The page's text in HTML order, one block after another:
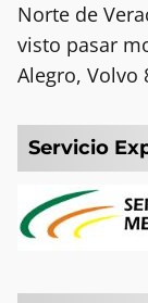
Norte de
visto pasar
Alegro, Volvo
Servicio